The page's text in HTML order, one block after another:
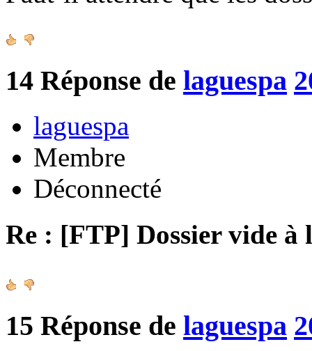
14 Réponse de laguespa
laguespa
Membre
Déconnecté
Re : [FTP] Dossier vide à
15 Réponse de laguespa